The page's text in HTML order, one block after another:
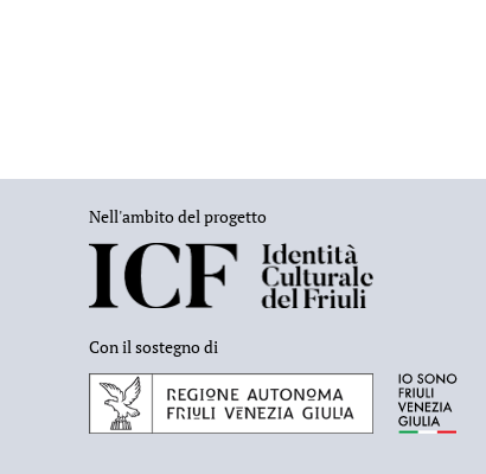
Nell'ambito del progetto
Con il sostegno di